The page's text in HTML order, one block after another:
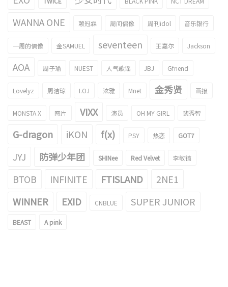
WANNA ONE 赖冠霖 周间偶像 周刊idol 音乐银行
一周的偶像 金SAMUEL seventeen 王嘉尔 Jackson
AOA 周子瑜 NUEST 人气歌谣 JBJ Gfriend
Lovelyz 周洁琼 I.O.I 泫雅 Mnet 金秀贤 画报
MONSTA X 图片 VIXX 演员 OH MY GIRL 裴秀智
G-dragon iKON f(x) PSY 热恋 GOT7
JYJ 防弹少年团 SHINee Red Velvet 李敏镐
BTOB INFINITE FTISLAND
2NE1
WINNER
EXID CNBLUE SUPER JUNIOR
BEAST A pink